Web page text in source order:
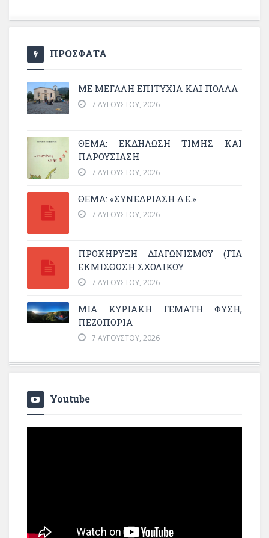
ΠΡΟΣΦΑΤΑ
ΜΕ ΜΕΓΆΛΗ ΕΠΙΤΥΧΊΑ ΚΑΙ ΠΟΛΛΆ
7 ΑΥΓΟΎΣΤΟΥ, 2026
ΘΈΜΑ: ΕΚΔΉΛΩΣΗ ΤΙΜΉΣ ΚΑΙ
ΠΑΡΟΥΣΊΑΣΗ
7 ΑΥΓΟΎΣΤΟΥ, 2026
ΘΕΜΑ: «ΣΥΝΕΔΡΊΑΣΗ Δ.Ε.»
7 ΑΥΓΟΎΣΤΟΥ, 2026
ΠΡΟΚΗΡΥΞΗ ΔΙΑΓΩΝΙΣΜΟΥ (ΓΙΑ
ΕΚΜΊΣΘΩΣΗ ΣΧΟΛΙΚΟΎ
7 ΑΥΓΟΎΣΤΟΥ, 2026
ΜΙΑ ΚΥΡΙΑΚΉ ΓΕΜΆΤΗ ΦΎΣΗ,
ΠΕΖΟΠΟΡΊΑ
7 ΑΥΓΟΎΣΤΟΥ, 2026
Youtube